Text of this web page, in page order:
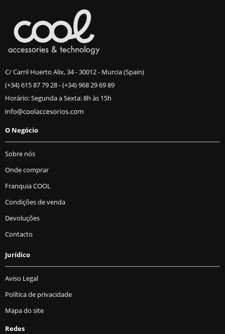
C/ Carril Huerto Alix, 34 - 30012 - Murcia (Spain)
(+34) 615 87 79 28-(+34) 968 29 69 89
Horário: Segunda a Sexta: 8h às 15h
O Negócio
Sobre nós
Onde comprar
Franquia COOL
Condições de venda
Devoluções
Contacto
Jurídico
Aviso Legal
Política de privacidade
Mapa do site
Redes